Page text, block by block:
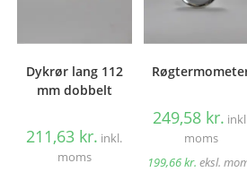
Dykrør lang 112
mm dobbelt
211,63 kr. inkl.
moms
249,58 kr.
moms
199,66kr. eksl.